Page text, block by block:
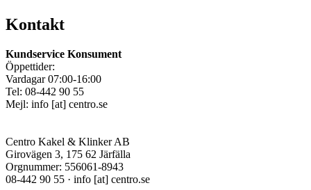
Kontakt
Kundservice Konsument
Öppettider:
Vardagar 07:00-16:00
Tel: 08-442 90 55
Mejl: info [at] centro.se
Centro Kakel & Klinker AB
Girovägen 3, 175 62 Järfälla
Orgnummer: 556061-8943
08-442 90 55 · info [at] centro.se